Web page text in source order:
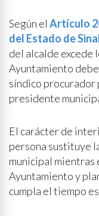
Según el Artículo
del Estado de
del alcalde excede
Ayuntamiento
síndico procurador
presidente
El carácter de
persona sustituye
municipal
Ayuntamiento y
cumpla el tiempo